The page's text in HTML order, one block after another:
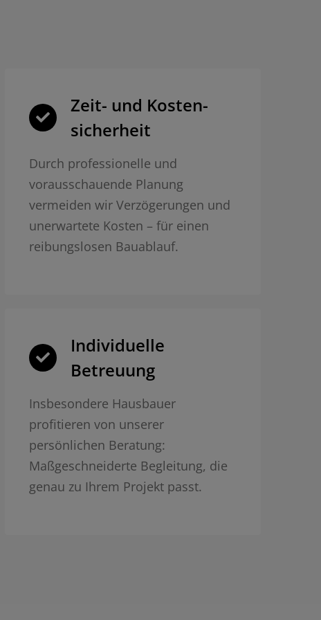
Zeit- und Kosten­
sicherheit
Durch professionelle und
vorausschauende Planung
vermeiden wir Verzögerungen und
unerwartete Kosten – für einen
reibungslosen Bauablauf.
Individuelle
Betreuung
Insbesondere Hausbauer
profitieren von unserer
persönlichen Beratung:
Maßgeschneiderte Begleitung, die
genau zu Ihrem Projekt passt.